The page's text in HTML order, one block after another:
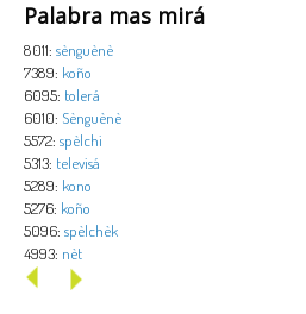
Palabra mas mirá
8011: sènguènè
7389: koño
6095: tolerá
6010: Sènguènè
5572: spèlchi
5313: televisá
5289: kono
5276: koño
5096: spèlchèk
4993: nèt